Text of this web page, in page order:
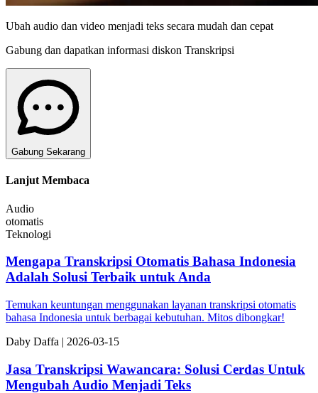
Ubah audio dan video menjadi teks secara mudah dan cepat
Gabung dan dapatkan informasi diskon Transkripsi
Gabung Sekarang
Lanjut Membaca
Audio
otomatis
Teknologi
Mengapa Transkripsi Otomatis Bahasa Indonesia
Adalah Solusi Terbaik untuk Anda
Temukan keuntungan menggunakan layanan transkripsi otomatis
bahasa Indonesia untuk berbagai kebutuhan. Mitos dibongkar!
Daby Daffa | 2026-03-15
Jasa Transkripsi Wawancara: Solusi Cerdas Untuk
Mengubah Audio Menjadi Teks